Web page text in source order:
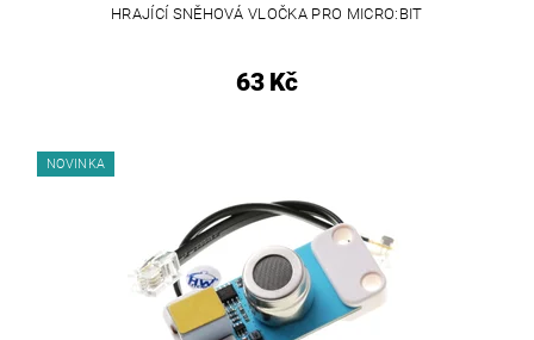
HRAJÍCÍ SNĚHOVÁ VLOČKA PRO MICRO:BIT
63 Kč
NOVINKA